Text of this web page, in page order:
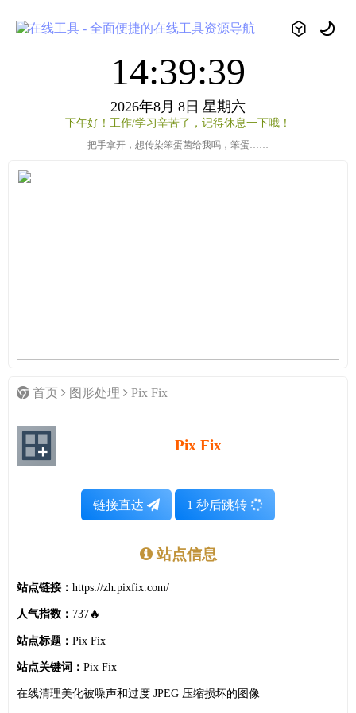
14:39:39
2026年8月 8日 星期六
下午好！工作/学习辛苦了，记得休息一下哦！
把手拿开，想传染笨蛋菌给我吗，笨蛋……
首页 图形处理 Pix Fix
Pix Fix
链接直达 1 秒后跳转
站点信息
站点链接： https://zh.pixfix.com/
人气指数： 737🔥
站点标题： Pix Fix
站点关键词： Pix Fix
在线清理美化被噪声和过度 JPEG 压缩损坏的图像